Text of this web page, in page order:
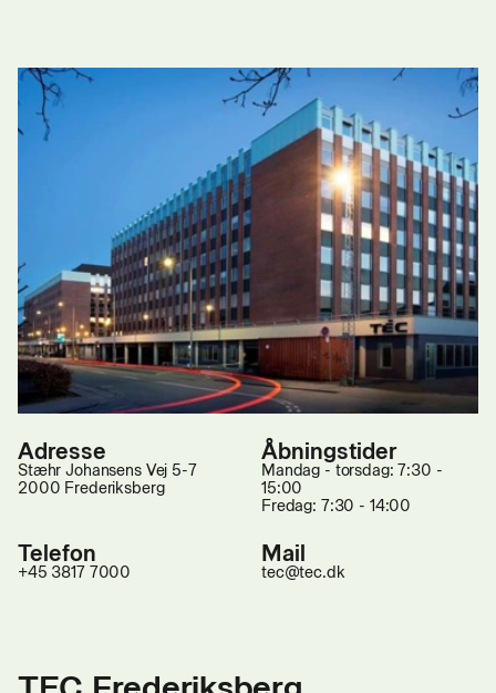
Adresse
Stæhr Johansens Vej 5-7
2000 Frederiksberg
Åbningstider
Mandag - torsdag: 7:30 -
15:00
Fredag: 7:30 - 14:00
Telefon
+45 3817 7000
Mail
tec@tec.dk